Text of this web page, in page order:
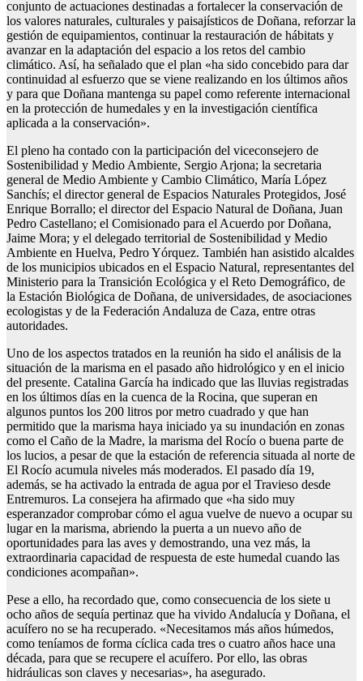
conjunto de actuaciones destinadas a fortalecer la conservación de
los valores naturales, culturales y paisajísticos de Doñana, reforzar la
gestión de equipamientos, continuar la restauración de hábitats y
avanzar en la adaptación del espacio a los retos del cambio
climático. Así, ha señalado que el plan «ha sido concebido para dar
continuidad al esfuerzo que se viene realizando en los últimos años
y para que Doñana mantenga su papel como referente internacional
en la protección de humedales y en la investigación científica
aplicada a la conservación».
El pleno ha contado con la participación del viceconsejero de
Sostenibilidad y Medio Ambiente, Sergio Arjona; la secretaria
general de Medio Ambiente y Cambio Climático, María López
Sanchís; el director general de Espacios Naturales Protegidos, José
Enrique Borrallo; el director del Espacio Natural de Doñana, Juan
Pedro Castellano; el Comisionado para el Acuerdo por Doñana,
Jaime Mora; y el delegado territorial de Sostenibilidad y Medio
Ambiente en Huelva, Pedro Yórquez. También han asistido alcaldes
de los municipios ubicados en el Espacio Natural, representantes del
Ministerio para la Transición Ecológica y el Reto Demográfico, de
la Estación Biológica de Doñana, de universidades, de asociaciones
ecologistas y de la Federación Andaluza de Caza, entre otras
autoridades.
Uno de los aspectos tratados en la reunión ha sido el análisis de la
situación de la marisma en el pasado año hidrológico y en el inicio
del presente. Catalina García ha indicado que las lluvias registradas
en los últimos días en la cuenca de la Rocina, que superan en
algunos puntos los 200 litros por metro cuadrado y que han
permitido que la marisma haya iniciado ya su inundación en zonas
como el Caño de la Madre, la marisma del Rocío o buena parte de
los lucios, a pesar de que la estación de referencia situada al norte de
El Rocío acumula niveles más moderados. El pasado día 19,
además, se ha activado la entrada de agua por el Travieso desde
Entremuros. La consejera ha afirmado que «ha sido muy
esperanzador comprobar cómo el agua vuelve de nuevo a ocupar su
lugar en la marisma, abriendo la puerta a un nuevo año de
oportunidades para las aves y demostrando, una vez más, la
extraordinaria capacidad de respuesta de este humedal cuando las
condiciones acompañan».
Pese a ello, ha recordado que, como consecuencia de los siete u
ocho años de sequía pertinaz que ha vivido Andalucía y Doñana, el
acuífero no se ha recuperado. «Necesitamos más años húmedos,
como teníamos de forma cíclica cada tres o cuatro años hace una
década, para que se recupere el acuífero. Por ello, las obras
hidráulicas son claves y necesarias», ha asegurado.